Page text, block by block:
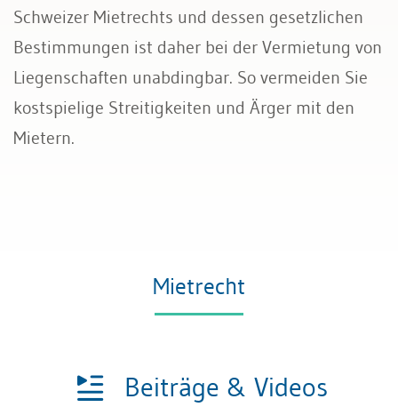
Schweizer Mietrechts und dessen gesetzlichen
Bestimmungen ist daher bei der Vermietung von
Liegenschaften unabdingbar. So vermeiden Sie
kostspielige Streitigkeiten und Ärger mit den
Mietern.
Mietrecht
Beiträge & Videos